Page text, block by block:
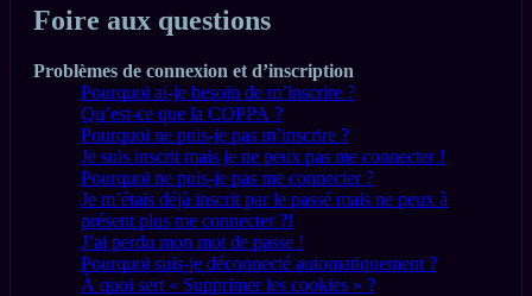
Foire aux questions
Problèmes de connexion et d’inscription
Pourquoi ai-je besoin de m’inscrire ?
Qu’est-ce que la COPPA ?
Pourquoi ne puis-je pas m’inscrire ?
Je suis inscrit mais je ne peux pas me connecter !
Pourquoi ne puis-je pas me connecter ?
Je m’étais déjà inscrit par le passé mais ne peux à
présent plus me connecter ?!
J’ai perdu mon mot de passe !
Pourquoi suis-je déconnecté automatiquement ?
À quoi sert « Supprimer les cookies » ?